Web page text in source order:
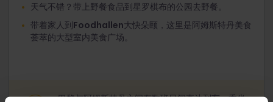
天气不错？带上野餐食品到星罗棋布的公园去野餐。
带着家人到Foodhallen大快朵颐，这里是阿姆斯特丹美食
荟萃的大型室内美食广场。
巴黎与阿姆斯特丹之间有数班日间直达列车。乘坐